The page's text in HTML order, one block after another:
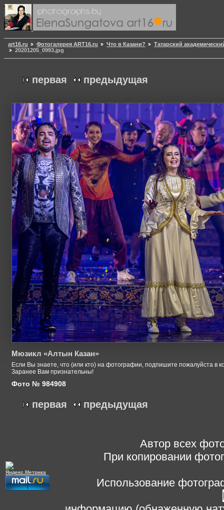
art16.ru Фотогалерея ART16.ru Что в Казани?
Татарский
20201205_0993.jpg
первая предыдущая
Мюзикл «Алтын Казан»
Если Вы знаете, что (или кто) на фотографии, подпишите пожалуйста в
Заранее Вам признательны!
Фото № 984908
первая предыдущая
Автор всех
При копировании
Использование